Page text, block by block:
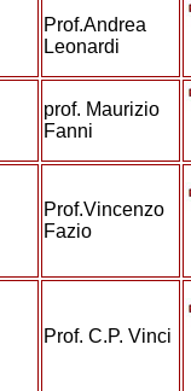
Prof.Andrea
Leonardi
prof. Maurizio
Fanni
Prof.Vincenzo
Fazio
Prof. C.P. Vinci